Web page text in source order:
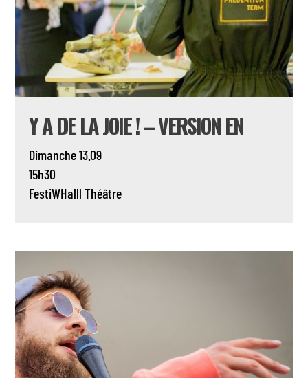
Y A DE LA JOIE ! – VERSION EN
Dimanche 13.09
15h30
FestiWHalll Théâtre